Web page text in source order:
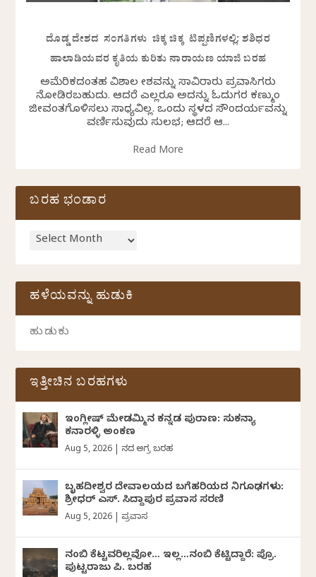
ದೊಡ್ಡ ದೇಶದ ಸಂಗತಿಗಳು ಚಿಕ್ಕ ಚಿಕ್ಕ ಟಿಪ್ಪಣಿಗಳಲ್ಲಿ: ಶಶಿಧರ
ಹಾಲಾಡಿಯವರ ಕೃತಿಯ ಕುರಿತು ನಾರಾಯಣ ಯಾಜಿ ಬರಹ
ಅಮೆರಿಕದಂತಹ ವಿಶಾಲ ದೇಶವನ್ನು ಸಾವಿರಾರು ಪ್ರವಾಸಿಗರು
ನೋಡಿರಬಹುದು. ಆದರೆ ಎಲ್ಲರೂ ಅದನ್ನು ಓದುಗರ ಕಣ್ಮುಂದೆ
ಜೀವಂತಗೊಳಿಸಲು ಸಾಧ್ಯವಿಲ್ಲ. ಒಂದು ಸ್ಥಳದ ಸೌಂದರ್ಯವನ್ನು
ವರ್ಣಿಸುವುದು ಸುಲಭ; ಆದರೆ ಆ...
Read More
ಬರಹ ಭಂಡಾರ
ಹಳೆಯವನ್ನು ಹುಡುಕಿ
ಇತ್ತೀಚಿನ ಬರಹಗಳು
ಇಂಗ್ಲೀಷ್ ಮೇಡಮ್ಮಿನ ಕನ್ನಡ ಪುರಾಣ: ಸುಕನ್ಯಾ
ಕನಾರಳ್ಳಿ ಅಂಕಣ
Aug 5, 2026 ದಿನದ ಅಗ್ರ ಬರಹ
ಬೃಹದೀಶ್ವರ ದೇವಾಲಯದ ಬಗೆಹರಿಯದ ನಿಗೂಢಗಳು:
ಶ್ರೀಧರ್‌ ಎಸ್.‌ ಸಿದ್ದಾಪುರ ಪ್ರವಾಸ ಸರಣಿ
Aug 5, 2026 ಪ್ರವಾಸ
ನಂಬಿ ಕೆಟ್ಟವರಿಲ್ಲವೋ… ಇಲ್ಲ…ನಂಬಿ ಕೆಟ್ಟಿದ್ದಾರೆ: ಪ್ರೊ.
ಪುಟ್ಟರಾಜು ಪಿ. ಬರಹ